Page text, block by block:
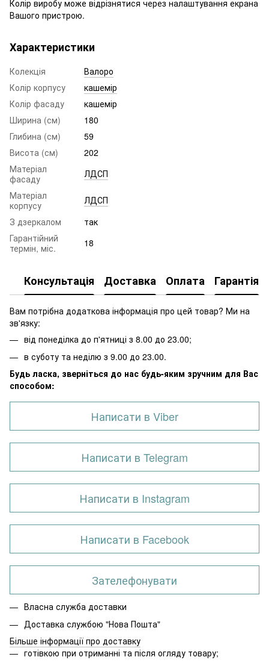
Колір виробу може відрізнятися через налаштування екрана
Вашого пристрою.
Характеристики
Колекція
Валоро
Колір корпусу
кашемір
Колір фасаду
кашемір
Ширина (см)
180
Глибина (см)
59
Висота (см)
202
Матеріал
фасаду
ЛДСП
Матеріал
корпусу
ЛДСП
З дзеркалом
так
Гарантійний
термін, міс.
18
Консультація Доставка Оплата Гарантія
Вам потрібна додаткова інформація про цей товар? Ми на
зв'язку:
від понеділка до п'ятниці з 8.00 до 23.00;
в суботу та неділю з 9.00 до 23.00.
Будь ласка, зверніться до нас будь-яким зручним для Вас
способом:
Написати в Viber
Написати в Telegram
Написати в Instagram
Написати в Facebook
Зателефонувати
Власна служба доставки
Доставка службою "Нова Пошта"
Більше інформації про доставку
готівкою при отриманні та після огляду товару;